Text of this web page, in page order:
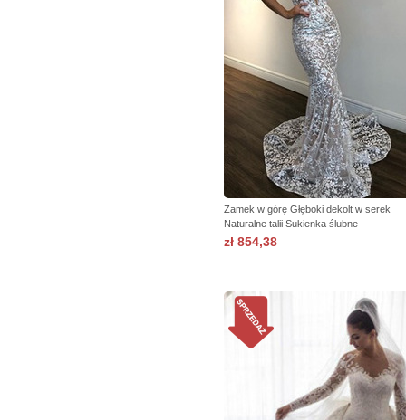
Zamek w górę Głęboki dekolt w serek
Naturalne talii Sukienka ślubne
zł 854,38